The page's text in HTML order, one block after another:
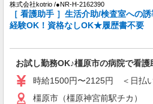
派遣社員
株式会社kotrio /●NR-H-2093268
＜橿原市＞病院
時給1500円〜
通費全支給(ガソリ
橿原市
株式会社kotrio /●NR-H-2162390
［ 看護助手 ］生活介助/検査室への
経験OK！資格なしOK★履歴書不要
お試し勤務OK♪橿原市の病院で看
時給1500円〜2125円 ＜日払
橿原市（橿原神宮前駅チカ）